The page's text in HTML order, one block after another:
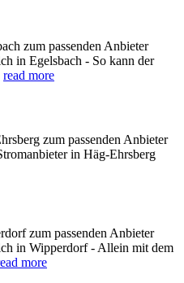
zum passenden Anbieter
in Egelsbach - So kann der
read more
zum passenden Anbieter
in Häg-Ehrsberg
zum passenden Anbieter
in Wipperdorf - Allein mit dem
more